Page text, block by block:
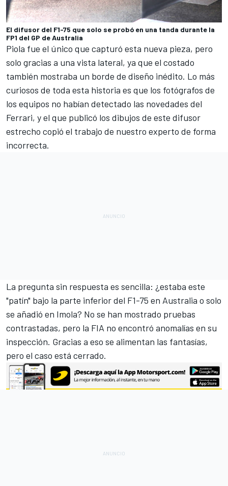
El difusor del F1-75 que solo se probó en una tanda durante la
FP1 del GP de Australia
Piola fue el único que capturó esta nueva pieza, pero
solo gracias a una vista lateral, ya que el costado
también mostraba un borde de diseño inédito. Lo más
curiosos de toda esta historia es que los fotógrafos de
los equipos no habían detectado las novedades del
Ferrari, y el que publicó los dibujos de este difusor
estrecho copió el trabajo de nuestro experto de forma
incorrecta.
La pregunta sin respuesta es sencilla: ¿estaba este
"patín" bajo la parte inferior del F1-75 en Australia o solo
se añadió en Imola? No se han mostrado pruebas
contrastadas, pero la FIA no encontró anomalías en su
inspección. Gracias a eso se alimentan las fantasías,
pero el caso está cerrado.